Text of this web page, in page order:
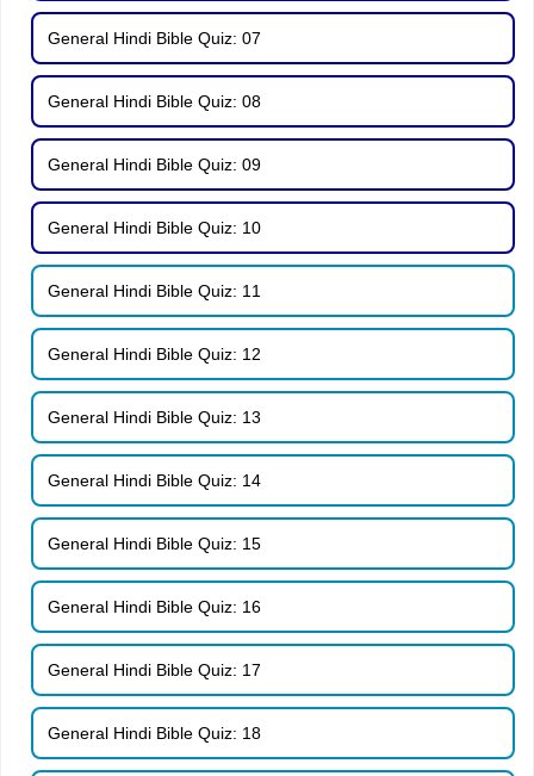
General Hindi Bible Quiz: 07
General Hindi Bible Quiz: 08
General Hindi Bible Quiz: 09
General Hindi Bible Quiz: 10
General Hindi Bible Quiz: 11
General Hindi Bible Quiz: 12
General Hindi Bible Quiz: 13
General Hindi Bible Quiz: 14
General Hindi Bible Quiz: 15
General Hindi Bible Quiz: 16
General Hindi Bible Quiz: 17
General Hindi Bible Quiz: 18